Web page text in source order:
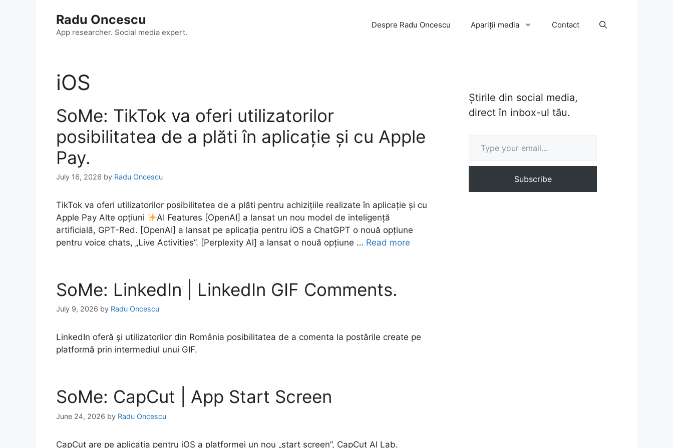
Radu Oncescu
App researcher. Social media expert.
Despre Radu Oncescu Apariții media Contact
iOS
SoMe: TikTok va oferi utilizatorilor
posibilitatea de a plăti în aplicație și cu Apple
Pay.
July 16, 2026 by Radu Oncescu
TikTok va oferi utilizatorilor posibilitatea de a plăti pentru achizițiile realizate în aplicație și cu
Apple Pay Alte opțiuni
AI Features [OpenAI] a lansat un nou model de inteligență
artificială, GPT-Red. [OpenAI] a lansat pe aplicația pentru iOS a ChatGPT o nouă opțiune
pentru voice chats, „Live Activities”. [Perplexity Al] a lansat o nouă opțiune … Read more
SoMe: LinkedIn | LinkedIn GIF Comments.
July 9, 2026 by Radu Oncescu
LinkedIn oferă și utilizatorilor din România posibilitatea de a comenta la postările create pe
platformă prin intermediul unui GIF.
SoMe: CapCut | App Start Screen
June 24, 2026 by Radu Oncescu
CapCut are pe aplicația pentru iOS a platformei un nou „start screen”, CapCut Al Lab.
Știrile din social media,
direct în inbox-ul tău.
Subscribe